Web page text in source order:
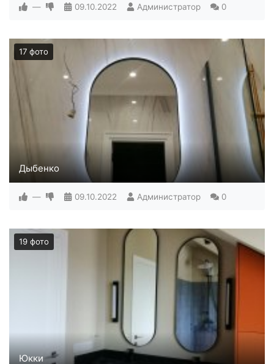
— 09.10.2022 Администратор 0
17 фото
Дыбенко
— 09.10.2022 Администратор 0
19 фото
Юкки